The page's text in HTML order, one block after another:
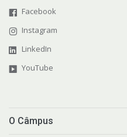
Facebook
Instagram
LinkedIn
YouTube
O Câmpus